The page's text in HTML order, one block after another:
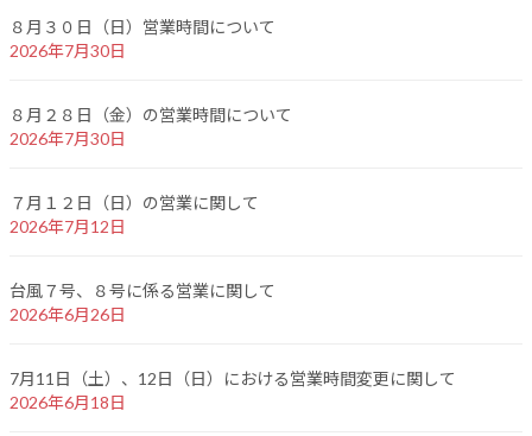
８月３０日（日）営業時間について
2026年7月30日
８月２８日（金）の営業時間について
2026年7月30日
７月１２日（日）の営業に関して
2026年7月12日
台風７号、８号に係る営業に関して
2026年6月26日
7月11日（土）、12日（日）における営業時間変更に関して
2026年6月18日